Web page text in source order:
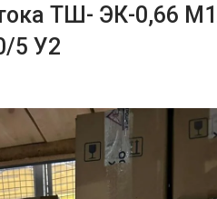
ТШ- ЭК-0,66
5 У2